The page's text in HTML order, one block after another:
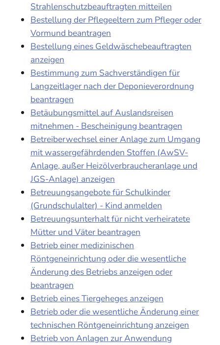
Strahlenschutzbeauftragten mitteilen
Bestellung der Pflegeeltern zum Pfleger oder
Vormund beantragen
Bestellung eines Geldwäschebeauftragten
anzeigen
Bestimmung zum Sachverständigen für
Langzeitlager nach der Deponieverordnung
beantragen
Betäubungsmittel auf Auslandsreisen
mitnehmen - Bescheinigung beantragen
Betreiberwechsel einer Anlage zum Umgang
mit wassergefährdenden Stoffen (AwSV-
Anlage, außer Heizölverbraucheranlage und
JGS-Anlage) anzeigen
Betreuungsangebote für Schulkinder
(Grundschulalter) - Kind anmelden
Betreuungsunterhalt für nicht verheiratete
Mütter und Väter beantragen
Betrieb einer medizinischen
Röntgeneinrichtung oder die wesentliche
Änderung des Betriebs anzeigen oder
beantragen
Betrieb eines Tiergeheges anzeigen
Betrieb oder die wesentliche Änderung einer
technischen Röntgeneinrichtung anzeigen
Betrieb von Anlagen zur Anwendung